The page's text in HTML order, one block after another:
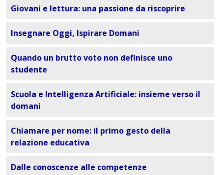
Giovani e lettura: una passione da riscoprire
Insegnare Oggi, Ispirare Domani
Quando un brutto voto non definisce uno
studente
Scuola e Intelligenza Artificiale: insieme verso il
domani
Chiamare per nome: il primo gesto della
relazione educativa
Dalle conoscenze alle competenze